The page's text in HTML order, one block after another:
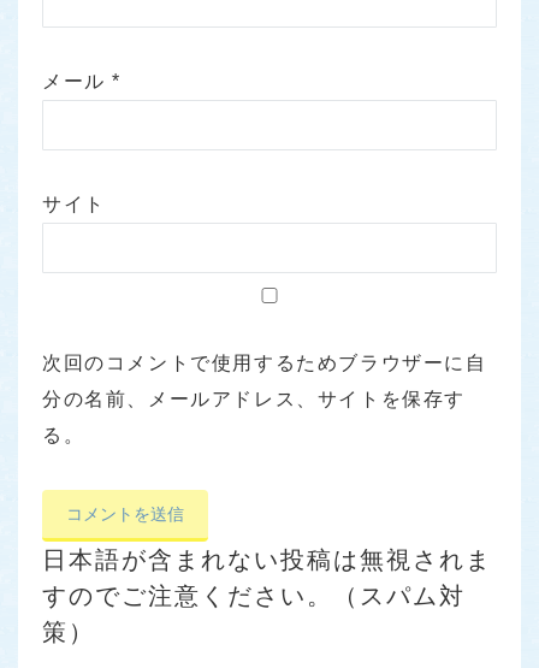
メール*
サイト
次回のコメントで使用するためブラウザーに自
分の名前、メールアドレス、サイトを保存す
る。
日本語が含まれない投稿は無視されま
すのでご注意ください。（スパム対
策）